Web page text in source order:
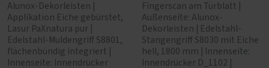
Alunox-Dekorleisten |
Applikation Eiche gebürstet,
Lasur PaXnatura pur |
Edelstahl-Muldengriff S8801,
flächenbündig integriert |
Innenseite: Innendrücker
Fingerscan am Türblatt |
Außenseite: Alunox-
Dekorleisten | Edelstahl-
Stangengriff S8030 mit Eiche
hell, 1800 mm | Innenseite:
Innendrücker D_1102 |